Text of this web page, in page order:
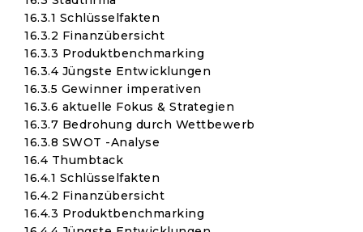
16.3.1 Schlüsselfakten
16.3.2 Finanzübersicht
16.3.3 Produktbenchmarking
16.3.4 Jüngste Entwicklungen
16.3.5 Gewinner imperativen
16.3.6 aktuelle Fokus & Strategien
16.3.7 Bedrohung durch Wettbewerb
16.3.8 SWOT -Analyse
16.4 Thumbtack
16.4.1 Schlüsselfakten
16.4.2 Finanzübersicht
16.4.3 Produktbenchmarking